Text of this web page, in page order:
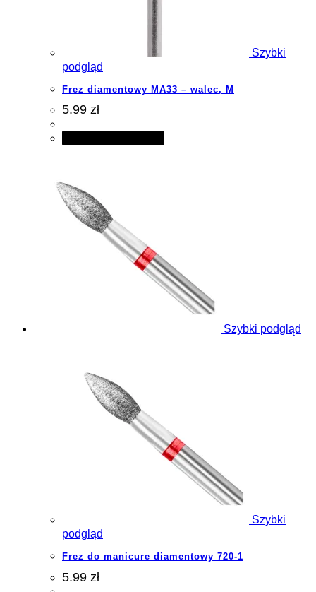
Szybki
podgląd
Frez diamentowy MA33 – walec, M
5.99 zł
Szybki podgląd
Szybki
podgląd
Frez do manicure diamentowy 720-1
5.99 zł